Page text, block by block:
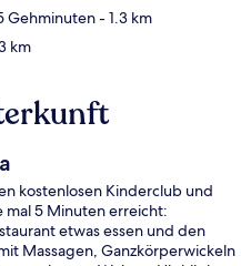
Gehminuten- 1.3 km
km
kostenlosen Kinderclub und
mal 5 Minuten erreicht:
etwas essen und den
Massagen, Ganzkörperwickeln